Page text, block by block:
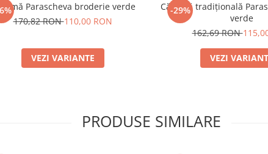
Parascheva broderie verde
170,82 RON110,00 RON
VEZI VARIANTE
-29%
Cămașă tradițională
verde
162,69 RON
VEZI
PRODUSE SIMILARE